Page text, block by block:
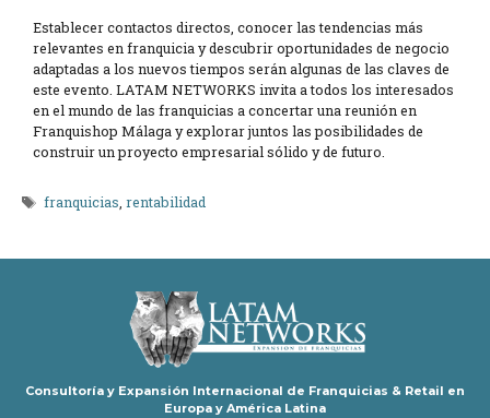
Establecer contactos directos, conocer las tendencias más
relevantes en franquicia y descubrir oportunidades de negocio
adaptadas a los nuevos tiempos serán algunas de las claves de
este evento. LATAM NETWORKS invita a todos los interesados
en el mundo de las franquicias a concertar una reunión en
Franquishop Málaga y explorar juntos las posibilidades de
construir un proyecto empresarial sólido y de futuro.
Etiquetas
franquicias,rentabilidad
Consultoría y Expansión Internacional de Franquicias & Retail en
Europa y América Latina